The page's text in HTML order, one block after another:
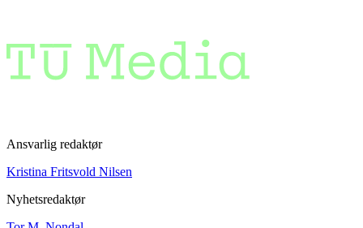
Ansvarlig redaktør
Kristina Fritsvold Nilsen
Nyhetsredaktør